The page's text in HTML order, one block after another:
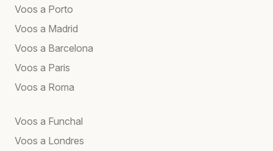
Voos a Porto
Voos a Madrid
Voos a Barcelona
Voos a Paris
Voos a Roma
Voos a Funchal
Voos a Londres